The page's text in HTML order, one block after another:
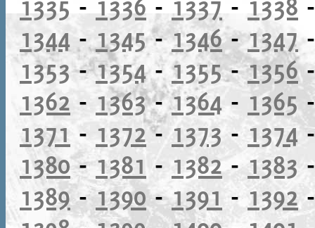
1344 - 1345-1346-1347
1353-1354- 1355-1356
1362 - 1363-1364 - 1365
1371 - 1372-1373 -1374
1380-1381 - 1382-1383
1389-1390-1391 -1392